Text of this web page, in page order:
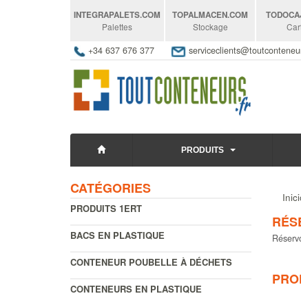
INTEGRAPALETS.COM
Palettes
TOPALMACEN.COM
Stockage
+34 637 676 377
PRODUITS
CATÉGORIES
PRODUITS 1ERT
BACS EN PLASTIQUE
CONTENEUR POUBELLE À DÉCHETS
CONTENEURS EN PLASTIQUE